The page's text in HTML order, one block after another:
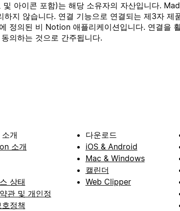
아이콘 포함)는 해당 소유자의 자산입니다.
지 않습니다. 연결 기능으로 연결되는 제3자 제
정의된 비 Notion 애플리케이션입니다. 연결을
의하는 것으로 간주됩니다.
개
소개
상태
관 및 개인정
정책
다운로드
iOS & Android
Mac & Windows
캘린더
Web Clipper